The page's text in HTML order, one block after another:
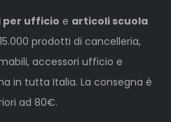
ufficio e articoli scuola
prodotti di cancelleria,
accessori ufficio e
in tutta Italia. La consegna è
ad 80€.